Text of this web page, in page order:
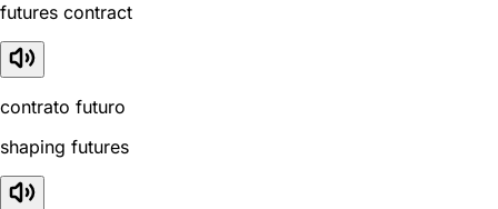
futures contract
contrato futuro
shaping futures